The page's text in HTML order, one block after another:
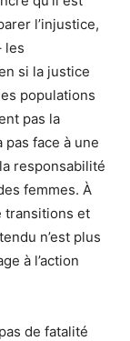
l’injustice,
les
si la justice
populations
pas la
face à une
responsabilité
femmes. À
transitions et
n’est plus
à l’action
de fatalité